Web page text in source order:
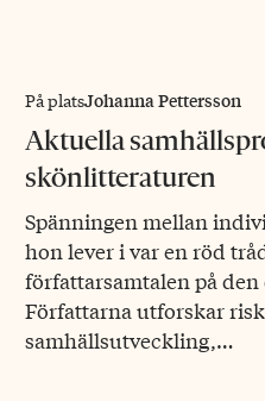
På platsJohanna Pettersson
Aktuella
skönlitteraturen
Spänningen mellan
hon lever i var en röd
författarsamtalen på
Författarna utforskar
samhällsutveckling,…